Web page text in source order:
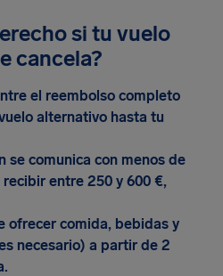
si tu vuelo
cancela?
el reembolso completo
alternativo hasta tu
se comunica con menos de
recibir entre 250 y 600 €,
ofrecer comida, bebidas y
necesario) a partir de 2